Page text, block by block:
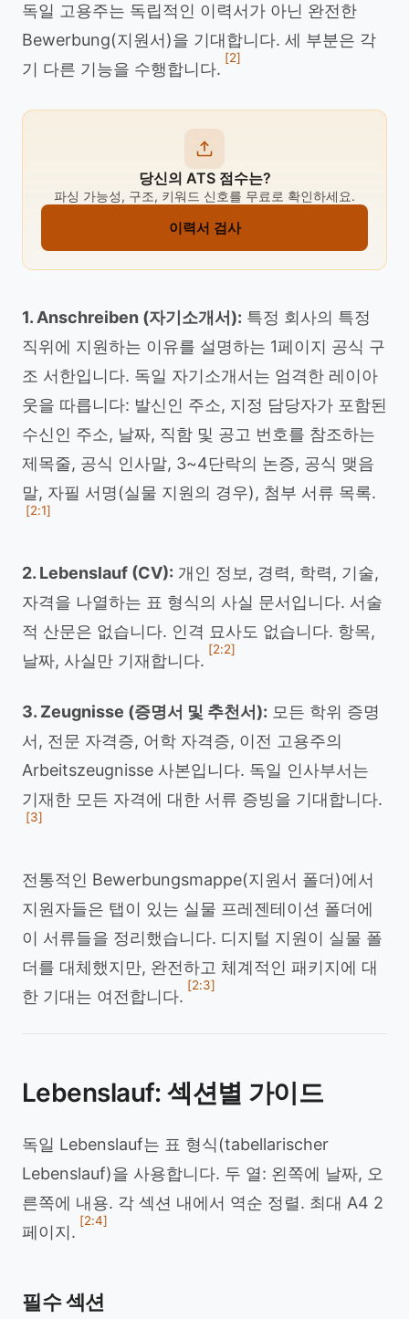
독일 고용주는 독립적인 이력서가 아닌 완전한
Bewerbung(지원서)을 기대합니다. 세 부분은 각
기 다른 기능을 수행합니다.
[2]
당신의 ATS 점수는?
파싱 가능성, 구조, 키워드 신호를 무료로 확인하세요.
이력서 검사
1. Anschreiben (자기소개서): 특정 회사의 특정
직위에 지원하는 이유를 설명하는 1페이지 공식 구
조 서한입니다. 독일 자기소개서는 엄격한 레이아
웃을 따릅니다: 발신인 주소, 지정 담당자가 포함된
수신인 주소, 날짜, 직함 및 공고 번호를 참조하는
제목줄, 공식 인사말, 3~4단락의 논증, 공식 맺음
말, 자필 서명(실물 지원의 경우), 첨부 서류 목록.
[2:1]
2. Lebenslauf (CV): 개인 정보, 경력, 학력, 기술,
자격을 나열하는 표 형식의 사실 문서입니다. 서술
적 산문은 없습니다. 인격 묘사도 없습니다. 항목,
날짜, 사실만 기재합니다.
[2:2]
3. Zeugnisse (증명서 및 추천서): 모든 학위 증명
서, 전문 자격증, 어학 자격증, 이전 고용주의
Arbeitszeugnisse 사본입니다. 독일 인사부서는
기재한 모든 자격에 대한 서류 증빙을 기대합니다.
[3]
전통적인 Bewerbungsmappe(지원서 폴더)에서
지원자들은 탭이 있는 실물 프레젠테이션 폴더에
이 서류들을 정리했습니다. 디지털 지원이 실물 폴
더를 대체했지만, 완전하고 체계적인 패키지에 대
한 기대는 여전합니다.
[2:3]
Lebenslauf: 섹션별 가이드
독일 Lebenslauf는 표 형식(tabellarischer
Lebenslauf)을 사용합니다. 두 열: 왼쪽에 날짜, 오
른쪽에 내용. 각 섹션 내에서 역순 정렬. 최대 A4 2
페이지.
[2:4]
필수 섹션